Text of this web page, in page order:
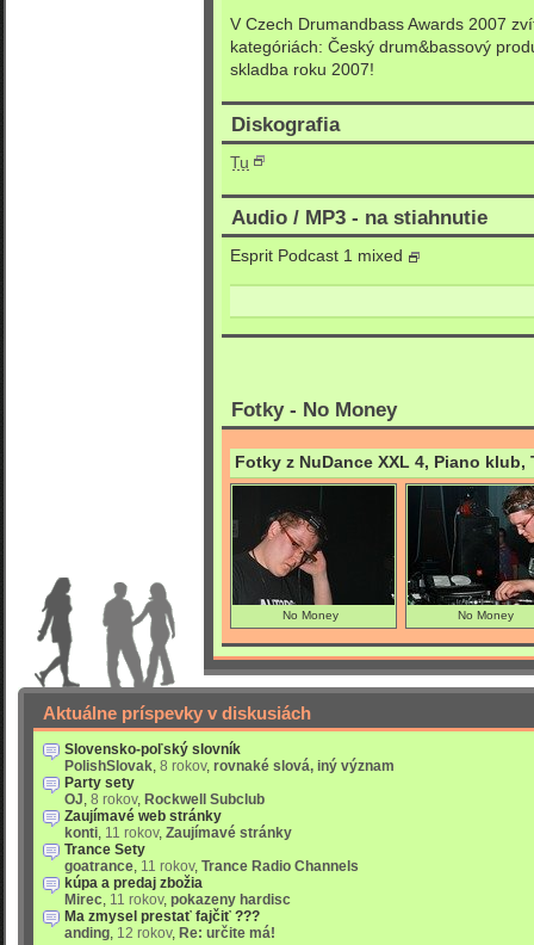
V Czech Drumandbass Awards 2007
kategóriách: Český drum&bassový
skladba roku 2007!
Diskografia
Tu
Audio / MP3 - na stiahnutie
Esprit Podcast 1 mixed
Fotky - No Money
Fotky z NuDance XXL 4, Piano klub,
No Money No Money
Aktuálne príspevky v diskusiách
Slovensko-poľský slovník
PolishSlovak, 8 rokov, rovnaké slová, iný význam
Party sety
OJ, 8 rokov, Rockwell Subclub
Zaujímavé web stránky
konti, 11 rokov, Zaujímavé stránky
Trance Sety
goatrance, 11 rokov, Trance Radio Channels
kúpa a predaj zbožia
Mirec, 11 rokov, pokazeny hardisc
Ma zmysel prestať fajčiť ???
anding, 12 rokov, Re: určite má!